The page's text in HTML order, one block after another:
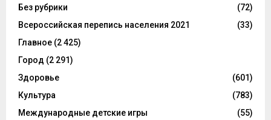
Без рубрики
(72)
Всероссийская перепись населения 2021
(33)
Главное (2 425)
Город (2 291)
Здоровье
(601)
Культура
(783)
Международные детские игры
(55)